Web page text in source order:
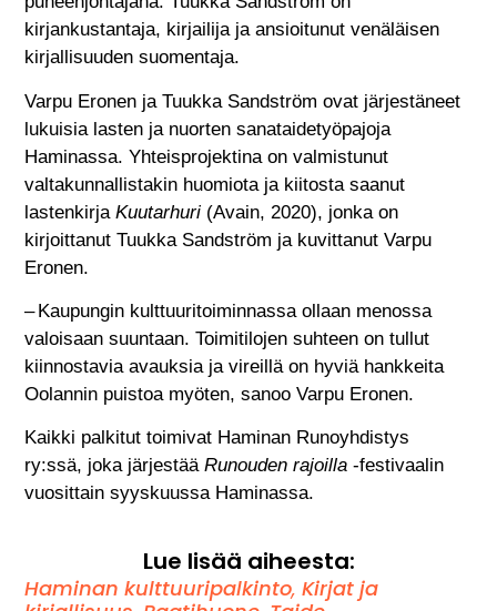
kirjankustantaja, kirjailija ja ansioitunut venäläisen
kirjallisuuden suomentaja.
Varpu Eronen ja Tuukka Sandström ovat järjestäneet
lukuisia lasten ja nuorten sanataidetyöpajoja
Haminassa. Yhteisprojektina on valmistunut
valtakunnallistakin huomiota ja kiitosta saanut
lastenkirjaKuutarhuri (Avain, 2020), jonka on
kirjoittanut Tuukka Sandström ja kuvittanut Varpu
Eronen.
– Kaupungin kulttuuritoiminnassa ollaan menossa
valoisaan suuntaan. Toimitilojen suhteen on tullut
kiinnostavia avauksia ja vireillä on hyviä hankkeita
Oolannin puistoa myöten, sanoo Varpu Eronen.
Kaikki palkitut toimivat Haminan Runoyhdistys
ry:ssä, joka järjestääRunouden rajoilla -festivaalin
vuosittain syyskuussa Haminassa.
Lue lisää aiheesta:
Haminan kulttuuripalkinto,Kirjat ja